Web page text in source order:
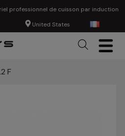
professionnel de cuisson par induction
United States
F